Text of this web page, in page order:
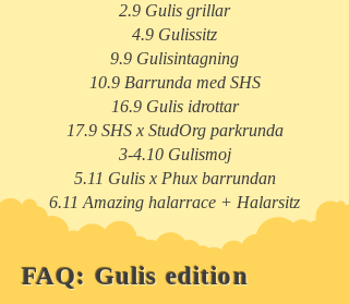
2.9 Gulis grillar
4.9 Gulissitz
9.9 Gulisintagning
10.9 Barrunda med SHS
16.9 Gulis idrottar
17.9 SHS x StudOrg parkrunda
3-4.10 Gulismoj
5.11 Gulis x Phux barrundan
6.11 Amazing halarrace + Halarsitz
FAQ: Gulis edition